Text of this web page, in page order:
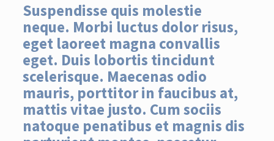
Suspendisse quis molestie
neque. Morbi luctus dolor risus,
eget laoreet magna convallis
eget. Duis lobortis tincidunt
scelerisque. Maecenas odio
mauris, porttitor in faucibus at,
mattis vitae justo. Cum sociis
natoque penatibus et magnis dis